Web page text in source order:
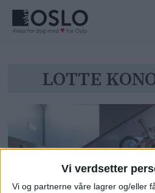
Vi verdsetter
Vi og partnerne våre lagrer og/eller
lotte
konow
LOTTE